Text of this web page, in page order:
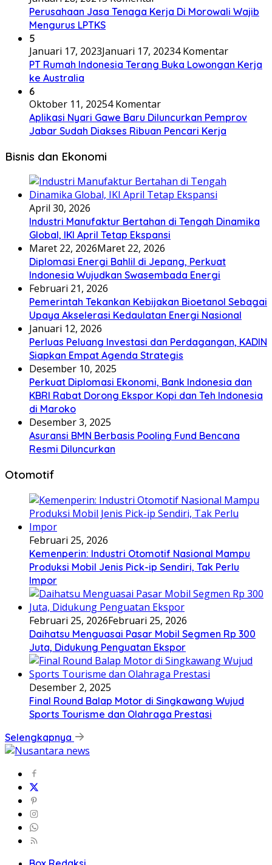
Perusahaan Jasa Tenaga Kerja Di Morowali Wajib
Mengurus LPTKS
5
Januari 17, 2023Januari 17, 20234 Komentar
PT Rumah Indonesia Terang Buka Lowongan Kerja
ke Australia
6
Oktober 11, 20254 Komentar
Aplikasi Nyari Gawe Baru Diluncurkan Pemprov
Jabar Sudah Diakses Ribuan Pencari Kerja
Bisnis dan Ekonomi
April 30, 2026
Industri Manufaktur Bertahan di Tengah Dinamika
Global, IKI April Tetap Ekspansi
Maret 22, 2026Maret 22, 2026
Diplomasi Energi Bahlil di Jepang, Perkuat
Indonesia Wujudkan Swasembada Energi
Februari 21, 2026
Pemerintah Tekankan Kebijakan Bioetanol Sebagai
Upaya Akselerasi Kedaulatan Energi Nasional
Januari 12, 2026
Perluas Peluang Investasi dan Perdagangan, KADIN
Siapkan Empat Agenda Strategis
Desember 10, 2025
Perkuat Diplomasi Ekonomi, Bank Indonesia dan
KBRI Rabat Dorong Ekspor Kopi dan Teh Indonesia
di Maroko
Desember 3, 2025
Asuransi BMN Berbasis Pooling Fund Bencana
Resmi Diluncurkan
Otomotif
Februari 25, 2026
Kemenperin: Industri Otomotif Nasional Mampu
Produksi Mobil Jenis Pick-ip Sendiri, Tak Perlu
Impor
Februari 25, 2026Februari 25, 2026
Daihatsu Menguasai Pasar Mobil Segmen Rp 300
Juta, Didukung Penguatan Ekspor
Desember 2, 2025
Final Round Balap Motor di Singkawang Wujud
Sports Tourisme dan Olahraga Prestasi
Selengkapnya